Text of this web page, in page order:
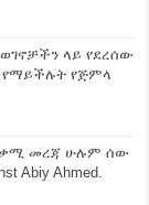
ላይ የደረሰው
የማይችሉት የጅምላ
መረጃ ሁሉም ሰው
Abiy Ahmed.